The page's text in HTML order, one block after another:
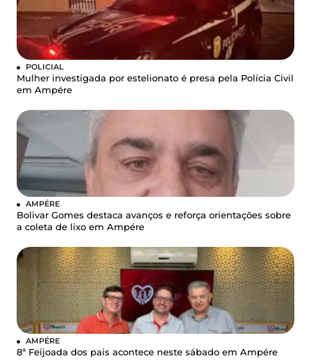
POLICIAL
Mulher investigada por estelionato é presa pela Polícia Civil
em Ampére
AMPÉRE
Bolivar Gomes destaca avanços e reforça orientações sobre
a coleta de lixo em Ampére
AMPÉRE
8ª Feijoada dos pais acontece neste sábado em Ampére